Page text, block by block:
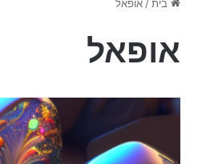
בית/ אופאל
אופאל